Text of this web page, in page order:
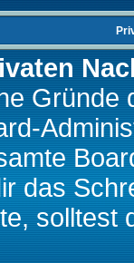
Gründe
das
solltest